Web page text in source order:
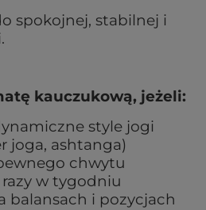
spokojnej, stabilnej i
kauczukową, jeżeli:
style jogi
joga, ashtanga)
chwytu
w tygodniu
balansach i pozycjach